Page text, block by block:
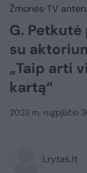
Žmonės TV
G.
su
„Taip arti
kartą“
2023 m. rugpjūčio
Lrytas.lt